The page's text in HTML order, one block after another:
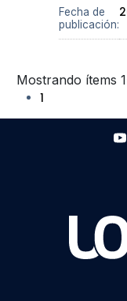
Fecha de
publicación:
Mostrando ítems
1